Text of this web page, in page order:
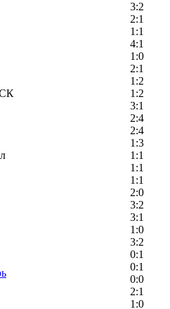
3:2
2:1
1:1
4:1
1:0
2:1
1:2
1:2
3:1
2:4
2:4
1:3
1:1
1:1
1:1
2:0
3:2
3:1
1:0
3:2
0:1
0:1
0:0
2:1
1:0